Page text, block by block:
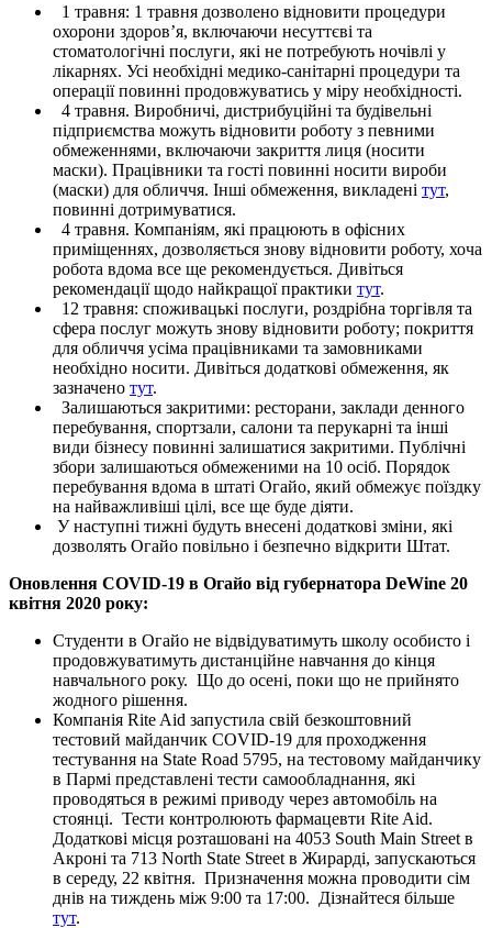
1 травня: 1 травня дозволено відновити процедури
охорони здоров’я, включаючи несуттєві та
стоматологічні послуги, які не потребують ночівлі у
лікарнях. Усі необхідні медико-санітарні процедури та
операції повинні продовжуватись у міру необхідності.
4 травня. Виробничі, дистрибуційні та будівельні
підприємства можуть відновити роботу з певними
обмеженнями, включаючи закриття лиця (носити
маски). Працівники та гості повинні носити вироби
(маски) для обличчя. Інші обмеження, викладені тут,
повинні дотримуватися.
4 травня. Компаніям, які працюють в офісних
приміщеннях, дозволяється знову відновити роботу, хоча
робота вдома все ще рекомендується. Дивіться
рекомендації щодо найкращої практики тут.
12 травня: споживацькі послуги, роздрібна торгівля та
сфера послуг можуть знову відновити роботу; покриття
для обличчя усіма працівниками та замовниками
необхідно носити. Дивіться додаткові обмеження, як
зазначено тут.
Залишаються закритими: ресторани, заклади денного
перебування, спортзали, салони та перукарні та інші
види бізнесу повинні залишатися закритими. Публічні
збори залишаються обмеженими на 10 осіб. Порядок
перебування вдома в штаті Огайо, який обмежує поїздку
на найважливіші цілі, все ще буде діяти.
У наступні тижні будуть внесені додаткові зміни, які
дозволять Огайо повільно і безпечно відкрити Штат.
Оновлення COVID-19 в Огайо від губернатора DeWine 20
квітня 2020 року:
Студенти в Огайо не відвідуватимуть школу особисто і
продовжуватимуть дистанційне навчання до кінця
навчального року. Що до осені, поки що не прийнято
жодного рішення.
Компанія Rite Aid запустила свій безкоштовний
тестовий майданчик COVID-19 для проходження
тестування на State Road 5795, на тестовому майданчику
в Пармі представлені тести самообладнання, які
проводяться в режимі приводу через автомобіль на
стоянці. Тести контролюють фармацевти Rite Aid.
Додаткові місця розташовані на 4053 South Main Street в
Акроні та 713 North State Street в Жирарді, запускаються
в середу, 22 квітня. Призначення можна проводити сім
днів на тиждень між 9:00 та 17:00. Дізнайтеся більше
тут.